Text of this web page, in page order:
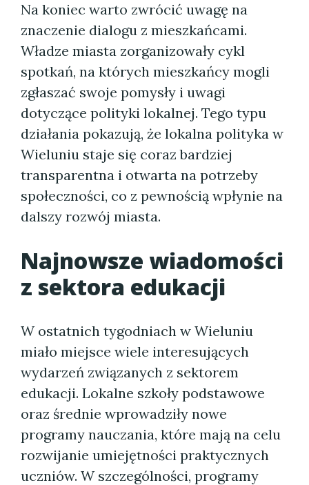
Na koniec warto zwrócić uwagę na
znaczenie dialogu z mieszkańcami.
Władze miasta zorganizowały cykl
spotkań, na których mieszkańcy mogli
zgłaszać swoje pomysły i uwagi
dotyczące polityki lokalnej. Tego typu
działania pokazują, że lokalna polityka w
Wieluniu staje się coraz bardziej
transparentna i otwarta na potrzeby
społeczności, co z pewnością wpłynie na
dalszy rozwój miasta.
Najnowsze wiadomości
z sektora edukacji
W ostatnich tygodniach w Wieluniu
miało miejsce wiele interesujących
wydarzeń związanych z sektorem
edukacji. Lokalne szkoły podstawowe
oraz średnie wprowadziły nowe
programy nauczania, które mają na celu
rozwijanie umiejętności praktycznych
uczniów. W szczególności, programy